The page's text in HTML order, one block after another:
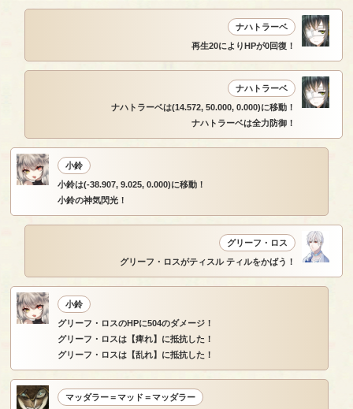
ナハトラーベ
再生20によりHPが0回復！
ナハトラーベ
ナハトラーベは(14.572, 50.000, 0.000)に移動！
ナハトラーベは全力防御！
小鈴
小鈴は(-38.907, 9.025, 0.000)に移動！
小鈴の神気閃光！
グリーフ・ロス
グリーフ・ロスがティスル ティルをかばう！
小鈴
グリーフ・ロスのHPに504のダメージ！
グリーフ・ロスは【痺れ】に抵抗した！
グリーフ・ロスは【乱れ】に抵抗した！
マッダラー＝マッド＝マッダラー